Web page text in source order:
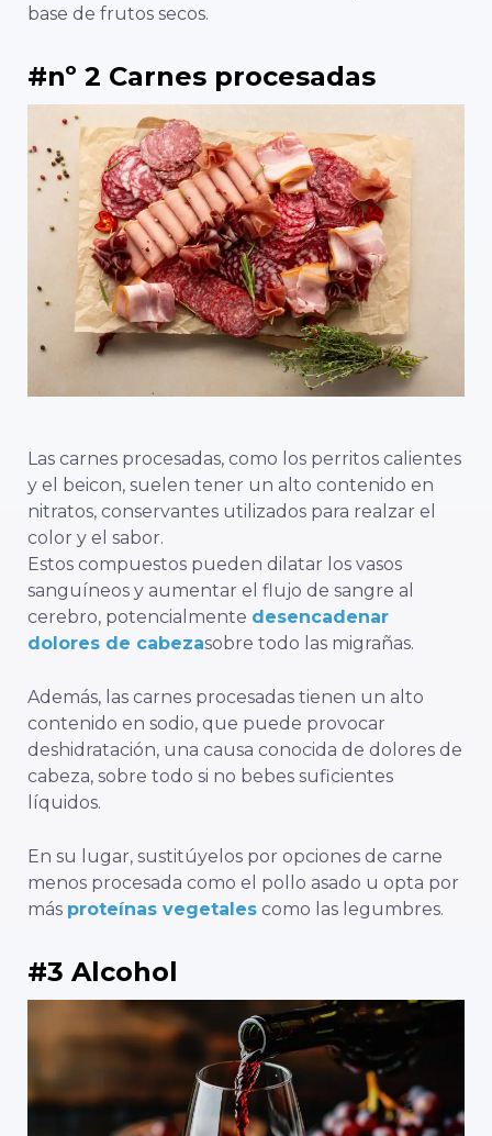
base de frutos secos.
#nº 2 Carnes procesadas
Las carnes procesadas, como los perritos calientes
y el beicon, suelen tener un alto contenido en
nitratos, conservantes utilizados para realzar el
color y el sabor.
Estos compuestos pueden dilatar los vasos
sanguíneos y aumentar el flujo de sangre al
cerebro, potencialmente desencadenar
dolores de cabezasobre todo las migrañas.
Además, las carnes procesadas tienen un alto
contenido en sodio, que puede provocar
deshidratación, una causa conocida de dolores de
cabeza, sobre todo si no bebes suficientes
líquidos.
En su lugar, sustitúyelos por opciones de carne
menos procesada como el pollo asado u opta por
más proteínas vegetales como las legumbres.
#3 Alcohol